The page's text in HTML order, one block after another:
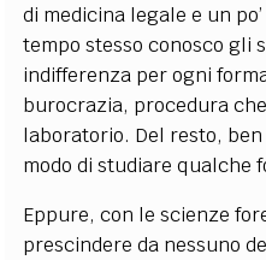
di medicina legale e un
tempo stesso conosco gli
indifferenza per ogni
burocrazia, procedura
laboratorio. Del resto,
modo di studiare qualche
Eppure, con le scienze
prescindere da nessuno